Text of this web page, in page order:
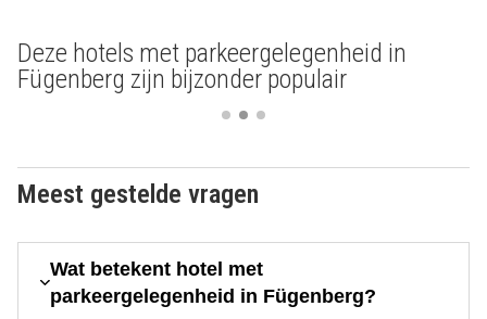
Deze hotels met parkeergelegenheid in
Fügenberg zijn bijzonder populair
Meest gestelde vragen
Wat betekent hotel met
parkeergelegenheid in Fügenberg?